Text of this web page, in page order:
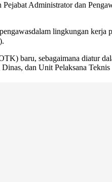
Administrator dan
lingkungan kerja
baru, sebagaimana diatur
dan Unit Pelaksana Teknis